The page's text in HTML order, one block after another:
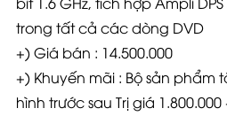
trong tất cả các dòng DVD
+) Giá bán : 14.500.000
+) Khuyến mãi : Bộ sản phẩm
hình trước sau Trị giá